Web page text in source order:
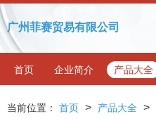
广州菲赛贸易有限公司
首页 企业简介 产品大全
当前位置： 首页 > 产品大全 >